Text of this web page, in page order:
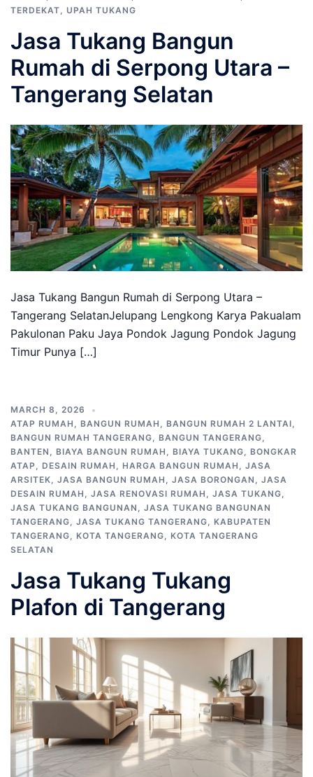
TERDEKAT, UPAH TUKANG
Jasa Tukang Bangun
Rumah di Serpong Utara –
Tangerang Selatan
Jasa Tukang Bangun Rumah di Serpong Utara –
Tangerang SelatanJelupang Lengkong Karya Pakualam
Pakulonan Paku Jaya Pondok Jagung Pondok Jagung
Timur Punya […]
MARCH 8, 2026
ATAP RUMAH , BANGUN RUMAH , BANGUN RUMAH 2 LANTAI,
BANGUN RUMAH TANGERANG, BANGUN TANGERANG,
BANTEN , BIAYA BANGUN RUMAH , BIAYA TUKANG, BONGKAR
ATAP , DESAIN RUMAH , HARGA BANGUN RUMAH , JASA
ARSITEK, JASA BANGUN RUMAH , JASA BORONGAN , JASA
DESAIN RUMAH , JASA RENOVASI RUMAH , JASA TUKANG,
JASA TUKANG BANGUNAN , JASA TUKANG BANGUNAN
TANGERANG, JASA TUKANG TANGERANG, KABUPATEN
TANGERANG, KOTA TANGERANG, KOTA TANGERANG
SELATAN
Jasa Tukang Tukang
Plafon di Tangerang